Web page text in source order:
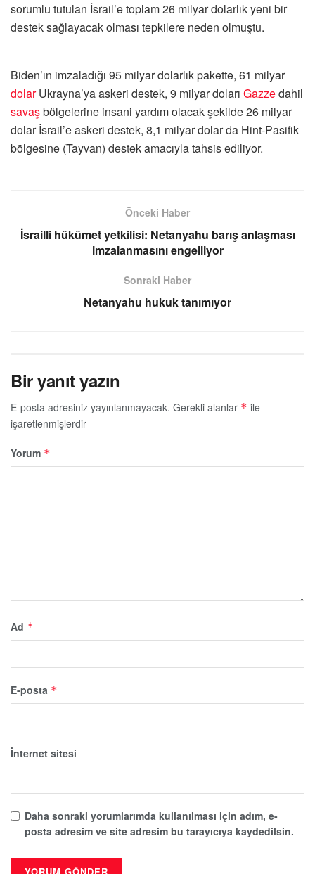
sorumlu tutulan İsrail’e toplam 26 milyar dolarlık yeni bir
destek sağlayacak olması tepkilere neden olmuştu.
Biden’ın imzaladığı 95 milyar dolarlık pakette, 61 milyar
dolarUkrayna’ya askeri destek, 9 milyar doları Gazzedahil
savaşbölgelerine insani yardım olacak şekilde 26 milyar
dolar İsrail’e askeri destek, 8,1 milyar dolar da Hint-Pasifik
bölgesine (Tayvan) destek amacıyla tahsis ediliyor.
Önceki Haber
İsrailli hükümet yetkilisi: Netanyahu barış anlaşması
imzalanmasını engelliyor
Sonraki Haber
Netanyahu hukuk tanımıyor
Bir yanıt yazın
E-posta adresiniz yayınlanmayacak. Gerekli alanlar * ile
işaretlenmişlerdir
Yorum *
Ad *
E-posta *
İnternet sitesi
Daha sonraki yorumlarımda kullanılması için adım, e-
posta adresim ve site adresim bu tarayıcıya kaydedilsin.